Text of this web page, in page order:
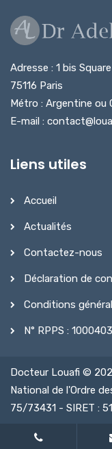
Adresse : 1 bis
75116 Paris
Métro : Argentine ou
E-mail :
Liens utiles
Accueil
Actualités
Contactez-nous
Déclaration de
Conditions
N° RPPS :
Docteur Louafi ©
National de l'Ordre
75/73431 - SIRET :